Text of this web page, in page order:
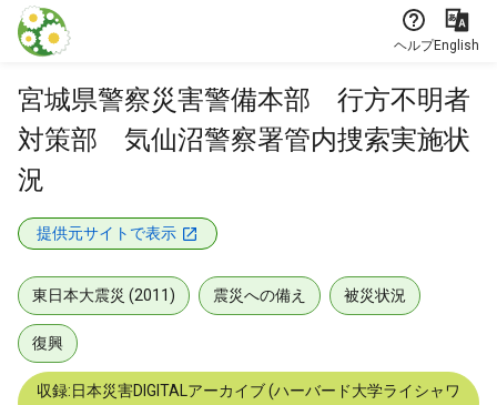
本文に飛ぶ
ヘルプEnglish
宮城県警察災害警備本部 行方不明者
対策部 気仙沼警察署管内捜索実施状
況
提供元サイトで表示
東日本大震災 (2011) 震災への備え 被災状況
復興
収録:日本災害DIGITALアーカイブ (ハーバード大学ライシャワ